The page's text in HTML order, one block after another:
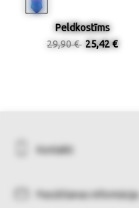
Peldkostīms
29,90 € 25,42 €
Kontakti
Pasūtīšanas informācija